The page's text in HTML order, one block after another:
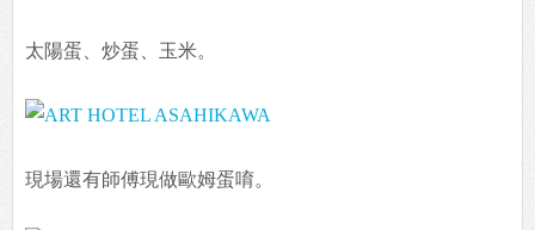
太陽蛋、炒蛋、玉米。
現場還有師傅現做歐姆蛋唷。